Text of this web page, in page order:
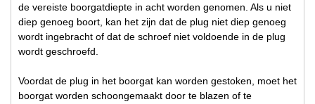
de vereiste boorgatdiepte in acht worden genomen. Als u niet
diep genoeg boort, kan het zijn dat de plug niet diep genoeg
wordt ingebracht of dat de schroef niet voldoende in de plug
wordt geschroefd.
Voordat de plug in het boorgat kan worden gestoken, moet het
boorgat worden schoongemaakt door te blazen of te